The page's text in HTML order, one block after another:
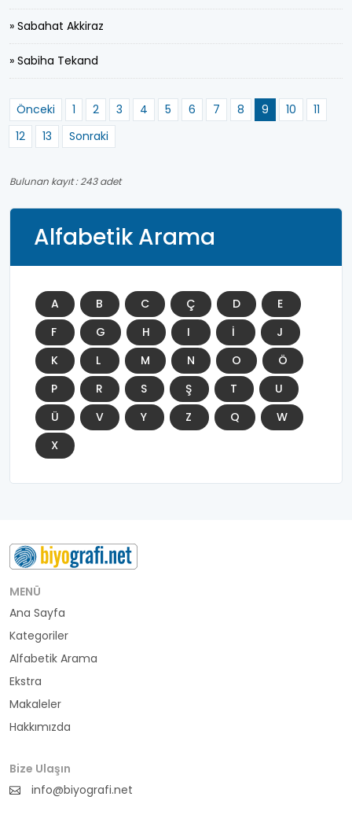
» Sabahat Akkiraz
» Sabiha Tekand
Önceki 1 2 3 4 5 6 7 8 9 10
11
12
13 Sonraki
Bulunan kayıt : 243 adet
Alfabetik Arama
A B C Ç D
E
F
G H I İ
J
K
L M N O
Ö
P
R S Ş T
U
Ü
V Y Z Q
W
X
MENÜ
Ana Sayfa
Kategoriler
Alfabetik Arama
Ekstra
Makaleler
Hakkımızda
Bize Ulaşın
info@biyografi.net